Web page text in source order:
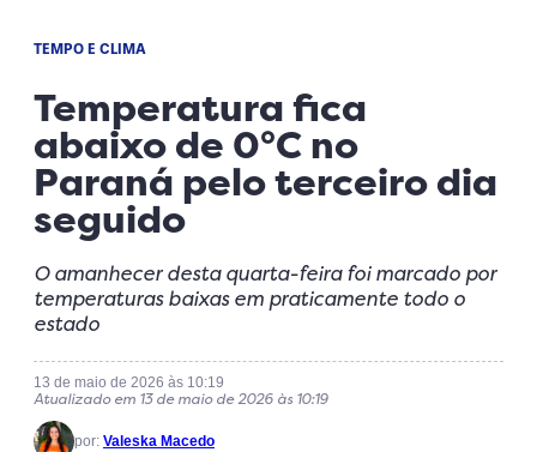
TEMPO E CLIMA
Temperatura fica
abaixo de 0°C no
Paraná pelo terceiro dia
seguido
O amanhecer desta quarta-feira foi marcado por
temperaturas baixas em praticamente todo o
estado
13 de maio de 2026 às 10:19
Atualizado em 13 de maio de 2026 às 10:19
por: Valeska Macedo